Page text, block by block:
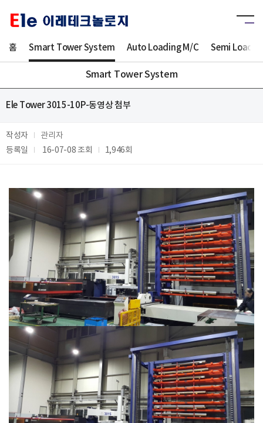
홈 Smart Tower System Auto Loading M/C Semi
Smart Tower System
Ele Tower 3015-10P-동영상 첨부
작성자
관리자
등록일
16-07-08조회 1,946회